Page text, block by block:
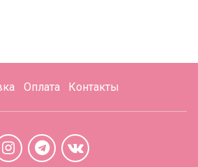
Оплата Контакты